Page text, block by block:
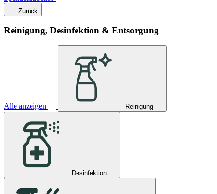
Zurück
Reinigung, Desinfektion & Entsorgung
Alle anzeigen Reinigung
Desinfektion